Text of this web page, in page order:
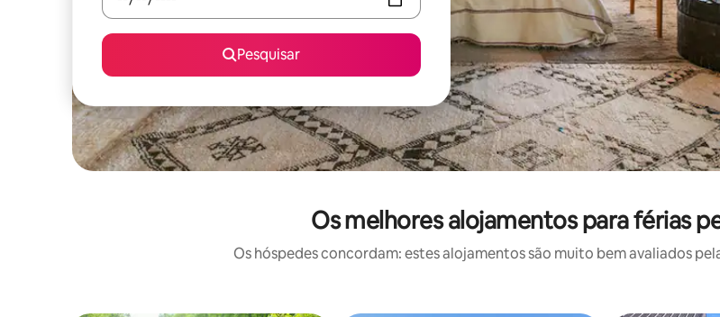
Pesquisar
Os melhores alojamentos para férias
Os hóspedes concordam: estes alojamentos são muito bem avaliados